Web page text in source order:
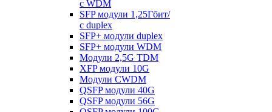
с WDM
SFP модули 1,25Гбит/
с duplex
SFP+ модули duplex
SFP+ модули WDM
Модули 2,5G TDM
XFP модули 10G
Модули CWDM
QSFP модули 40G
QSFP модули 56G